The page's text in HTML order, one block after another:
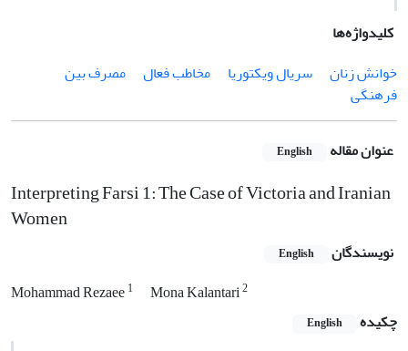
کلیدواژه‌ها
خوانش زنان
سریال ویکتوریا مخاطب فعال
مصرف بین
فرهنگی
عنوان مقاله English
Interpreting Farsi 1: The Case of Victoria and Iranian
Women
نویسندگان English
Mohammad Rezaee1 Mona Kalantari2
چکیده English